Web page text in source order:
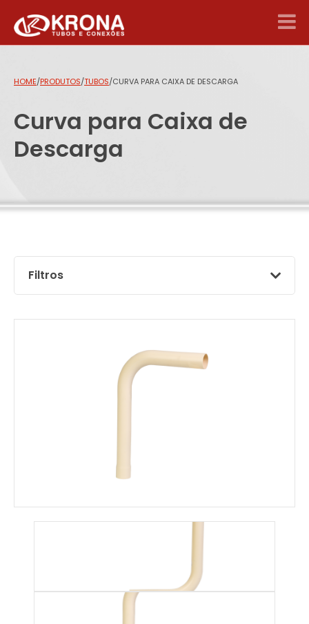
HOME/PRODUTOS/TUBOS/CURVA PARA CAIXA DE DESCARGA
Curva para Caixa de
Descarga
Filtros